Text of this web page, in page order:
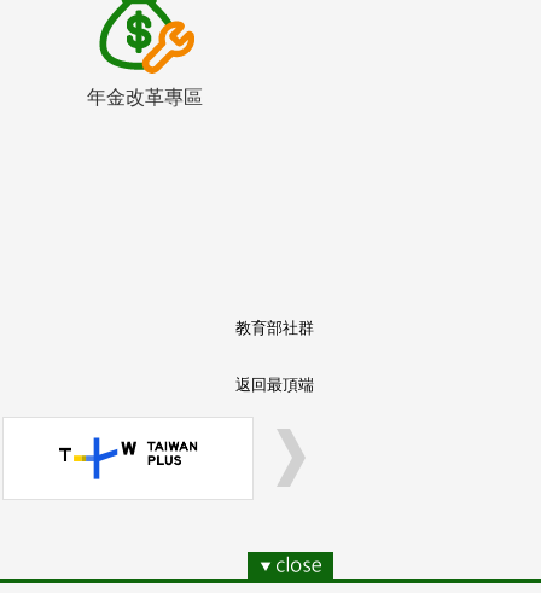
年金改革專區
教育部社群
返回最頂端